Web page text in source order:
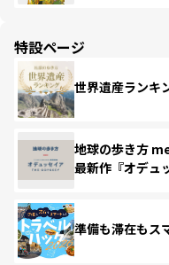
特設ページ
世界遺産ランキ
地球の歩き方
最新作『オデュ
準備も滞在も